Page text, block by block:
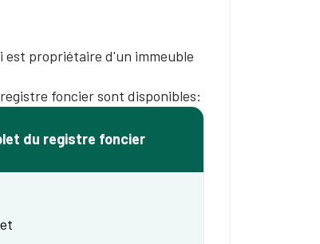
propriétaire d'un immeuble
foncier sont disponibles:
du registre foncier